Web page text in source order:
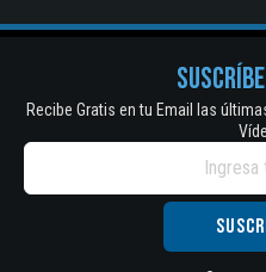
Recibe Gratis en tu Email las